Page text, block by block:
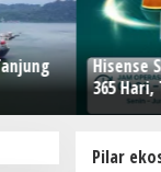
Hisense
365 Hari,
Layanan
Pilar